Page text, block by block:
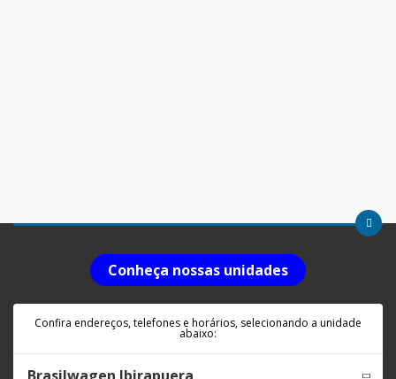
Conheça nossas unidades
Confira endereços, telefones e horários, selecionando a unidade
abaixo: